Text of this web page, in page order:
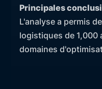
Principales
L'analyse a permis
logistiques de 1,000
domaines